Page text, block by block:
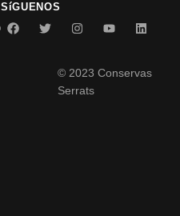
SíGUENOS
© 2023 Conservas
Serrats